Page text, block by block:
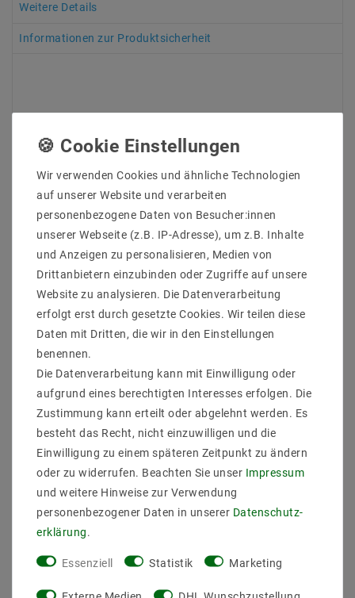
Weitere Details
Informationen zur Produktsicherheit
Abstrahlwinkel mit einstellbarem Zoom
Richtungen aus. Mit unserem Strahler mit einer
eingebauten Linse können Sie dem Licht Ihre
gewünschte Richtung und Ausleuchtung geben. Die
eingebaute Linse hat einen einstellbaren
Beleuchtungswinkel von 15 bis 55 Grad. Somit kann
der Strahler mit einem kleinen Winkel als
Punktlichtquelle benutzt werden oder auch für eine
großflächige Ausleuchtung mit Hilfe eines großen
Winkels. Die Winkel werden mit Hilfe von Ringen
eingestellt.
Geringe Wärmeentwicklung und Energieersparnis
LED-Schienensysteme sind mit Ihrer langen
Lebensdauer und geringen Wärmeentwicklung
gegenüber herkömmlichen Halogen-Schienensysteme
ein Zukunftsprodukt.
3-Phasen Adapter für Schienensysteme bekannter
Markenhersteller
Wir haben einen Adapter für Schienensysteme
entwickelt und getestet, der mit den
Markenherstellern
Staff, Norlux, Global, Eutrac,SLV, Nordic ,ERCO
Wir verwenden Cookies und ähnliche Technologien
auf unserer Website und verarbeiten
personenbezogene Daten von Besucher:innen
unserer Webseite (z.B. IP-Adresse), um z.B. Inhalte
und Anzeigen zu personalisieren, Medien von
Drittanbietern einzubinden oder Zugriffe auf unsere
Website zu analysieren. Die Datenverarbeitung
erfolgt erst durch gesetzte Cookies. Wir teilen diese
Daten mit Dritten, die wir in den Einstellungen
benennen.
Die Datenverarbeitung kann mit Einwilligung oder
aufgrund eines berechtigten Interesses erfolgen. Die
Zustimmung kann erteilt oder abgelehnt werden. Es
besteht das Recht, nicht einzuwilligen und die
Einwilligung zu einem späteren Zeitpunkt zu ändern
oder zu widerrufen. Beachten Sie unser Impressum
und weitere Hinweise zur Verwendung
personenbezogener Daten in unserer Daten­schutz­
erklärung
Essenziell Statistik Marketing